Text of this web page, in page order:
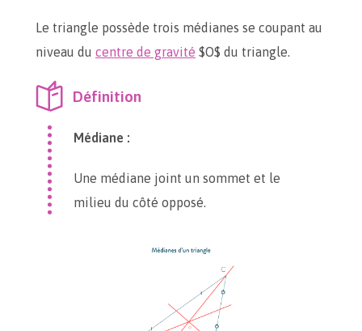
Le triangle possède trois médianes se coupant au
niveau du centre de gravité $O$ du triangle.
Définition
Médiane :
Une médiane joint un sommet et le
milieu du côté opposé.